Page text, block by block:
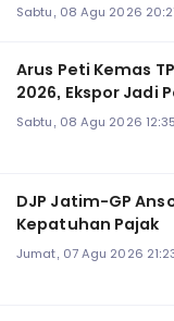
Sabtu, 08 Agu 2026
Arus Peti Kemas
2026, Ekspor Jadi
Sabtu, 08 Agu 2026
DJP Jatim-GP
Kepatuhan Pajak
Jumat, 07 Agu 2026